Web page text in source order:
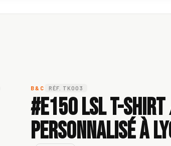
B&C RÉF. TK003
#E150 LSL T-
personnalisé à